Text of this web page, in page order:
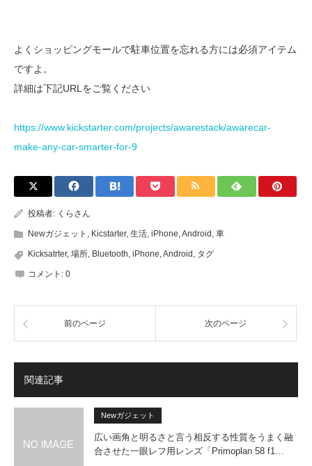
よくショッピングモールで駐車位置を忘れる方には必須アイテム
ですよ。
詳細は下記URLをご覧ください
https://www.kickstarter.com/projects/awarestack/awarecar-
make-any-car-smarter-for-9
投稿者: くらさん
Newガジェット , Kicstarter, 生活, iPhone,Android , 車
Kicksatrter, 場所, Bluetooth, iPhone,Android , タグ
コメント: 0
前のページ 次のページ
関連記事
Newガジェット
広い画角と明るさと言う相反する性質をうまく融
合させた一眼レフ用レンズ「Primoplan 58 f1…